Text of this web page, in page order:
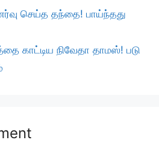
செய்த தந்தை! பாய்ந்தது
காட்டிய நிவேதா தாமஸ்! படு